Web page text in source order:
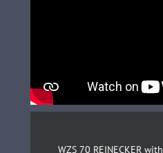
WZS 70 REINECKER